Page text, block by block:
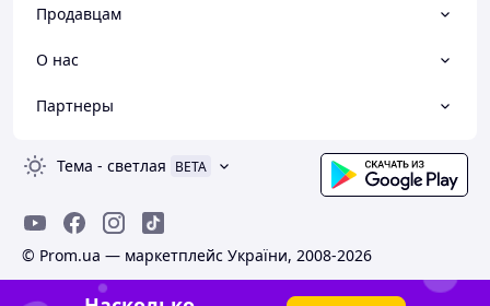
Продавцам
О нас
Партнеры
Тема - светлая BETA
© Prom.ua — маркетплейс України, 2008-2026